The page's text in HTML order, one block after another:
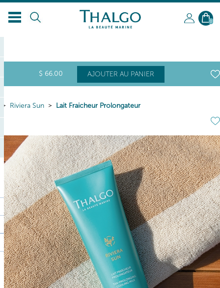
FR
0
$ 66.00 AJOUTER AU PANIER
Riviera Sun Lait Fraicheur Prolongateur